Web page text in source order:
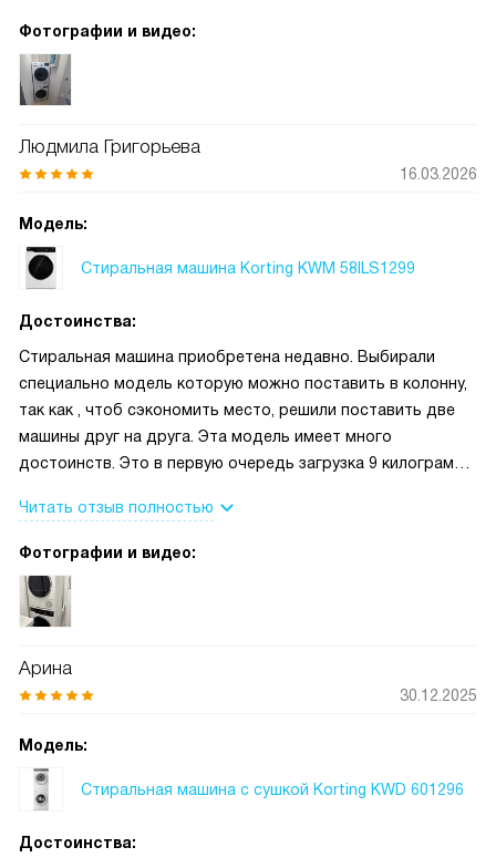
важно для семьи с маленьким ребёнком. Однажды после
что пятна не отойдут, но всё вышло в одну программу, и
вещи вернулись в привычный вид
Фотографии и видео:
Людмила Григорьева
16.03.2026
Модель:
Стиральная машина Korting KWM 58ILS1299
Достоинства:
Стиральная машина приобретена недавно. Выбирали
специально модель которую можно поставить в колонну,
так как , чтоб сэкономить место, решили поставить две
машины друг на друга. Эта модель имеет много
достоинств. Это в первую очередь загрузка 9 килограмм,
отсрочка запуска и , естественно, установка в колонну.
Читать отзыв полностью
Фотографии и видео:
Арина
30.12.2025
Модель:
Стиральная машина с сушкой Korting KWD 601296
Достоинства: